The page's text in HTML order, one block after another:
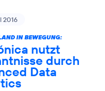
2016
IN BEWEGUNG:
nutzt
durch
Data